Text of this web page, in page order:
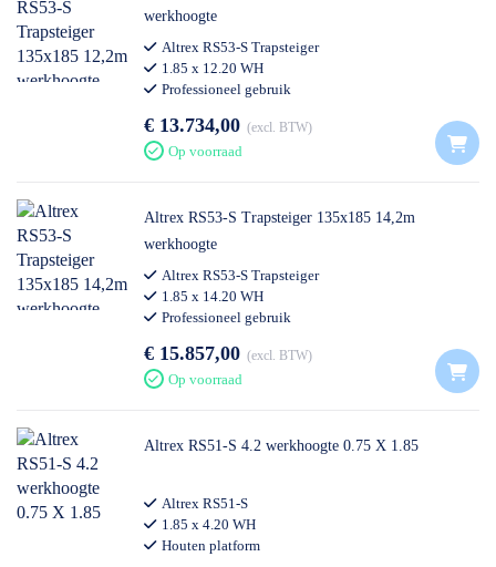
werkhoogte
Altrex RS53-S Trapsteiger
1.85 x 12.20 WH
Professioneel gebruik
€ 13.734,00 excl. BTW
Op voorraad
Altrex RS53-S Trapsteiger 135x185 14,2m
werkhoogte
Altrex RS53-S Trapsteiger
1.85 x 14.20 WH
Professioneel gebruik
€ 15.857,00 excl. BTW
Op voorraad
Altrex RS51-S 4.2 werkhoogte 0.75 X 1.85
Altrex RS51-S
1.85 x 4.20 WH
Houten platform